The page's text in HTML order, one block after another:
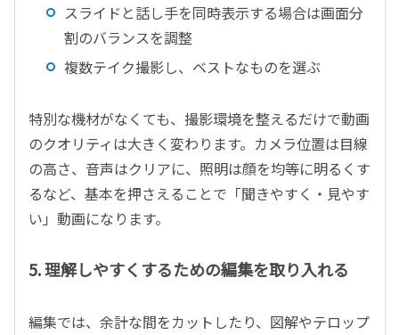
スライドと話し手を同時表示する場合は画面分
割のバランスを調整
複数テイク撮影し、ベストなものを選ぶ
特別な機材がなくても、撮影環境を整えるだけで動画
のクオリティは大きく変わります。カメラ位置は目線
の高さ、音声はクリアに、照明は顔を均等に明るくす
るなど、基本を押さえることで「聞きやすく・見やす
い」動画になります。
5.理解しやすくするための編集を取り入れる
編集では、余計な間をカットしたり、図解やテロップ